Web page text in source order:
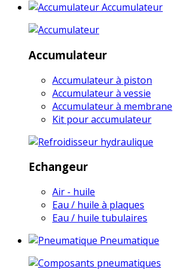
Accumulateur
Accumulateur
Accumulateur à piston
Accumulateur à vessie
Accumulateur à membrane
Kit pour accumulateur
Echangeur
Air - huile
Eau / huile à plaques
Eau / huile tubulaires
Pneumatique